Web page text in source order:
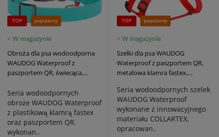
TOP popularny
W magazynie
Obroża dla psa wodoodporna
WAUDOG Waterproof z
paszportem QR, świecąca,
miętowa
Seria wodoodpornych
obroże WAUDOG Waterproof
z plastikową klamrą fastex
oraz paszportem QR,
wykonan..
TOP popularny
W magazynie
Szelki dla psa WAUDOG
Waterproof z paszportem QR,
metalowa klamra fastex,
Seria wodoodpornych szelek
WAUDOG Waterproof
wykonane z innowacyjnego
materiału COLLARTEX,
opracowan..